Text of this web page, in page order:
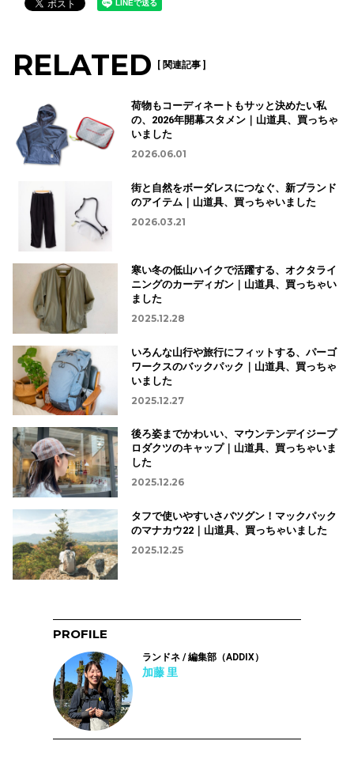
RELATED [ 関連記事 ]
荷物もコーディネートもサッと決めたい私
の、2026年開幕スタメン｜山道具、買っちゃ
いました
2026.06.01
街と自然をボーダレスにつなぐ、新ブランド
のアイテム｜山道具、買っちゃいました
2026.03.21
寒い冬の低山ハイクで活躍する、オクタライ
ニングのカーディガン｜山道具、買っちゃい
ました
2025.12.28
いろんな山行や旅行にフィットする、パーゴ
ワークスのバックパック｜山道具、買っちゃ
いました
2025.12.27
後ろ姿までかわいい、マウンテンデイジープ
ロダクツのキャップ｜山道具、買っちゃいま
した
2025.12.26
タフで使いやすいさバツグン！マックパック
のマナカウ22｜山道具、買っちゃいました
2025.12.25
PROFILE
ランドネ / 編集部（ADDIX）
加藤 里